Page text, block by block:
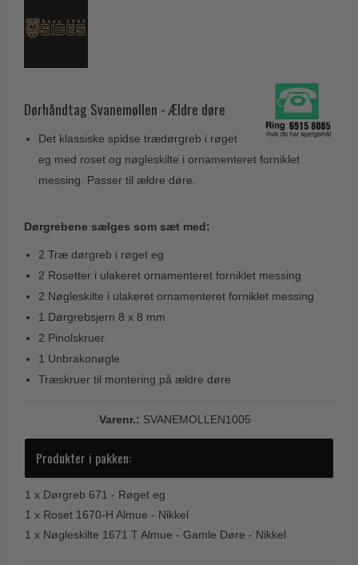
Delfin & Hvalros
Østerbro træ dørgreb
Dørgreb Buster+Punch
Formani dørgreb
Randi Classic Line
Turnstyle Designs Dørgreb
Paskvilgreb - Terrasse
Brevindkast
Dørhængsler
Skruer
Knager & Kroge
Kahytskrog
Messing pudsemiddel
Olivari
RDS Italienske dørgreb
Samuel Heath produkter
Valli & Valli dørgreb
YOUNG dørgreb
VONSILD Møbelgreb
Dørhåndtag Svanemøllen - Ældre døre
Det klassiske spidse trædørgreb i røget
eg med roset og nøgleskilte i ornamenteret forniklet
messing. Passer til ældre døre.
Dørgrebene sælges som sæt med:
2 Træ dørgreb i røget eg
2 Rosetter i ulakeret ornamenteret forniklet messing
2 Nøgleskilte i ulakeret ornamenteret forniklet messing
1 Dørgrebsjern 8 x 8 mm
2 Pinolskruer
1 Unbrakonøgle
Træskruer til montering på ældre døre
Varenr.: SVANEMOLLEN1005
Produkter i pakken:
1 x Dørgreb 671 - Røget eg
1 x Roset 1670-H Almue - Nikkel
1 x Nøgleskilte 1671 T Almue - Gamle Døre - Nikkel